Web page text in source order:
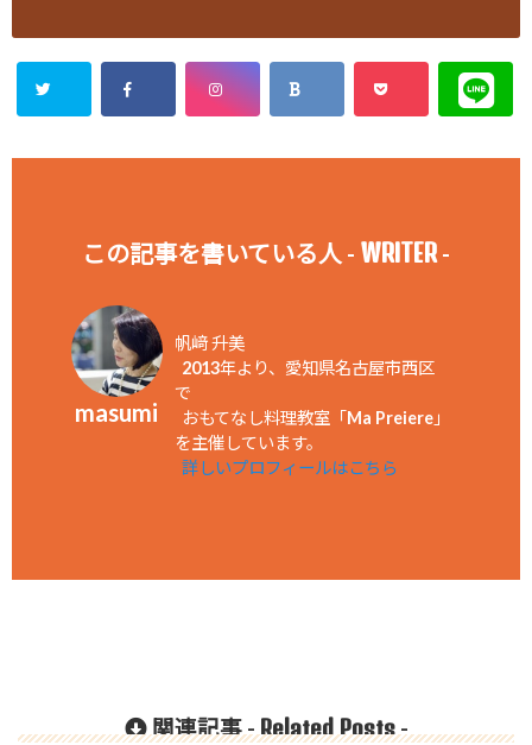
この記事を書いている人 - WRITER-
masumi
帆﨑 升美
2013年より、愛知県名古屋市西区
で
おもてなし料理教室「Ma Preiere」
を主催しています。
詳しいプロフィールはこちら
関連記事 -Related Posts-